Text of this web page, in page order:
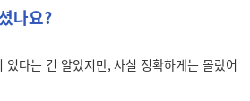
나요?
있다는 건 알았지만, 사실 정확하게는 몰랐어